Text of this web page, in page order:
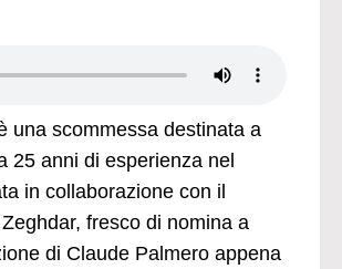
una scommessa destinata a
25 anni di esperienza nel
in collaborazione con il
fresco di nomina a
di Claude Palmero appena